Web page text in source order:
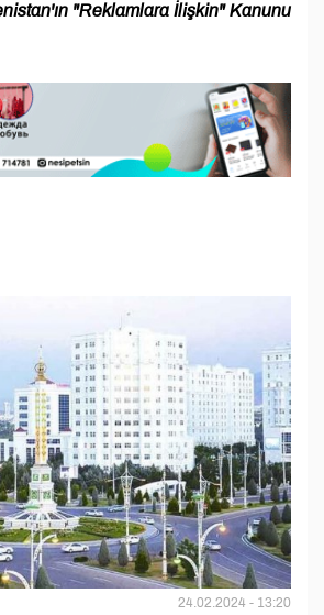
"Reklamlara İlişkin" Kanunu
24.02.2024 - 13:20